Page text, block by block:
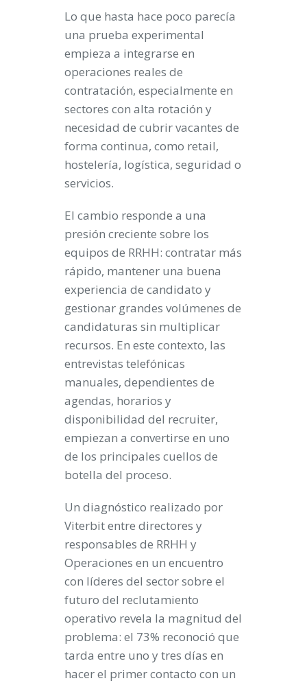
Lo que hasta hace poco parecía
una prueba experimental
empieza a integrarse en
operaciones reales de
contratación, especialmente en
sectores con alta rotación y
necesidad de cubrir vacantes de
forma continua, como retail,
hostelería, logística, seguridad o
servicios.
El cambio responde a una
presión creciente sobre los
equipos de RRHH: contratar más
rápido, mantener una buena
experiencia de candidato y
gestionar grandes volúmenes de
candidaturas sin multiplicar
recursos. En este contexto, las
entrevistas telefónicas
manuales, dependientes de
agendas, horarios y
disponibilidad del recruiter,
empiezan a convertirse en uno
de los principales cuellos de
botella del proceso.
Un diagnóstico realizado por
Viterbit entre directores y
responsables de RRHH y
Operaciones en un encuentro
con líderes del sector sobre el
futuro del reclutamiento
operativo revela la magnitud del
problema: el 73% reconoció que
tarda entre uno y tres días en
hacer el primer contacto con un